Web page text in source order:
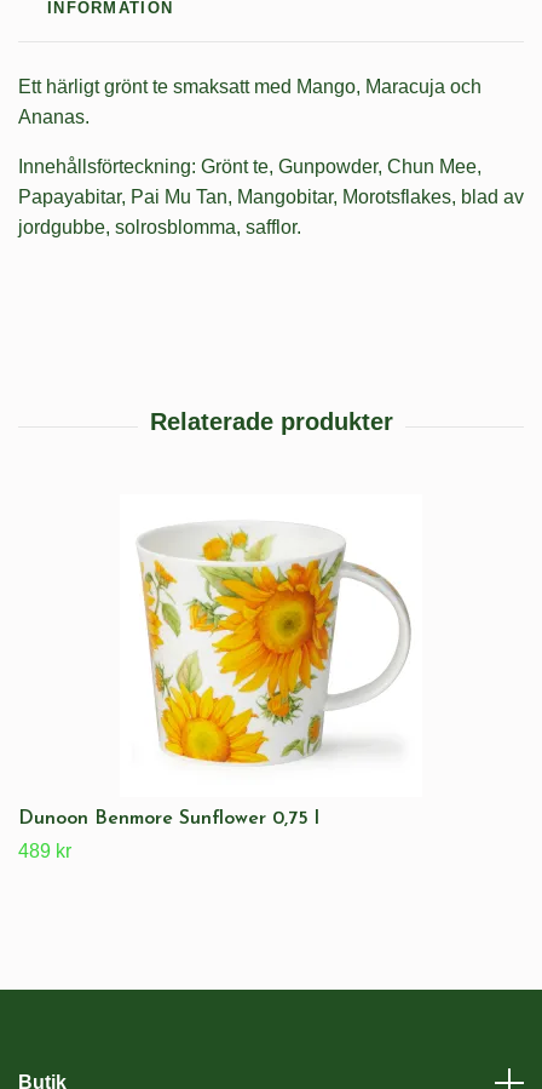
INFORMATION
Ett härligt grönt te smaksatt med Mango, Maracuja och
Ananas.
Innehållsförteckning: Grönt te, Gunpowder, Chun Mee,
Papayabitar, Pai Mu Tan, Mangobitar, Morotsflakes, blad av
jordgubbe, solrosblomma, safflor.
Dunoon Benmore Sunflower 0,75 l
489 kr
Butik